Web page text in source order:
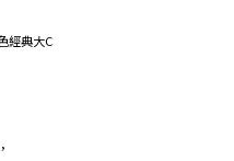
經典大C